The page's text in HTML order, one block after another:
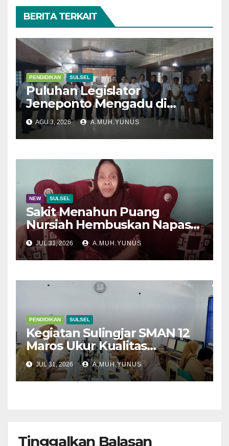
BERITA TERKAIT
PENDIDIKAN SULSEL
Puluhan Legislator
Jeneponto Mengadu di
Disdik Sulsel
AGU 3, 2026 A.MUH.YUNUS
NEW SULSEL
Sakit Menahun Puang
Nursiah Hembuskan Napas
Terakhir
JUL 31, 2026 A.MUH.YUNUS
PENDIDIKAN SULSEL
Kegiatan Sulingjar SMAN 12
Maros Ukur Kualitas
Pembelajaran
JUL 31, 2026 A.MUH.YUNUS
Tinggalkan Balasan